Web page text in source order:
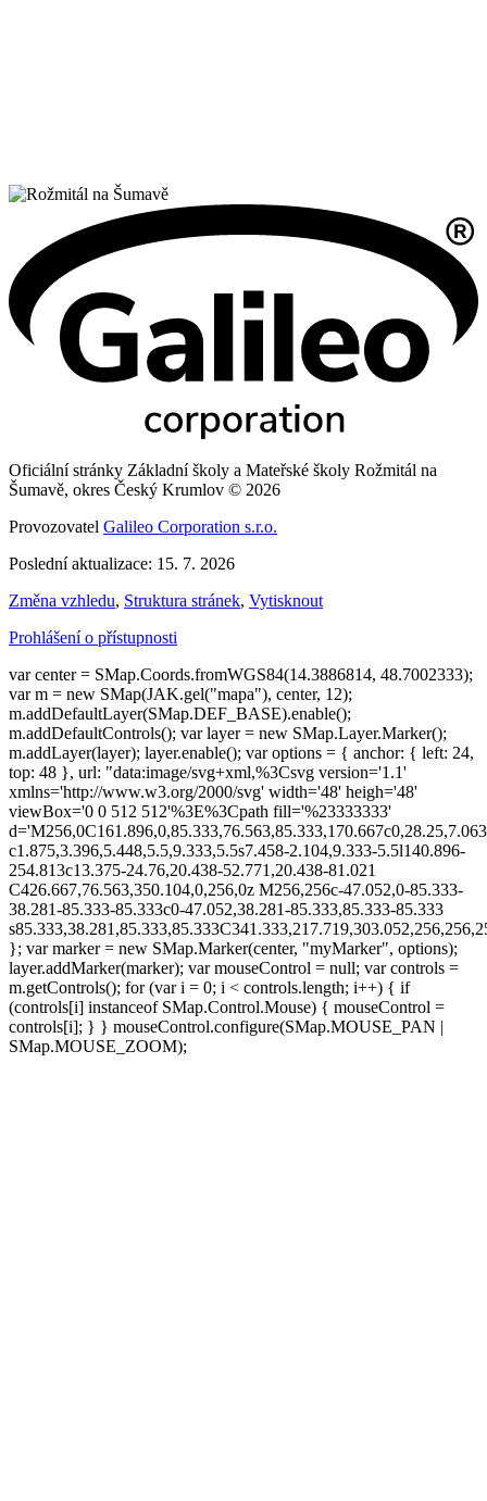
Oficiální stránky Základní školy a Mateřské školy Rožmitál na
Šumavě, okres Český Krumlov © 2026
Provozovatel Galileo Corporation s.r.o.
Poslední aktualizace: 15. 7. 2026
Změna vzhledu, Struktura stránek, Vytisknout
Prohlášení o přístupnosti
var center = SMap.Coords.fromWGS84(14.3886814, 48.7002333);
var m = new SMap(JAK.gel("mapa"), center, 12);
m.addDefaultLayer(SMap.DEF_BASE).enable();
m.addDefaultControls(); var layer = new SMap.Layer.Marker();
m.addLayer(layer); layer.enable(); var options = { anchor: { left: 24,
top: 48 }, url: "data:image/svg+xml,%3Csvg version='1.1'
xmlns='http://www.w3.org/2000/svg' width='48' heigh='48'
viewBox='0 0 512 512'%3E%3Cpath fill='%23333333'
c1.875,3.396,5.448,5.5,9.333,5.5s7.458-2.104,9.333-5.5l140.896-
254.813c13.375-24.76,20.438-52.771,20.438-81.021
C426.667,76.563,350.104,0,256,0z M256,256c-47.052,0-85.333-
38.281-85.333-85.333c0-47.052,38.281-85.333,85.333-85.333
}; var marker = new SMap.Marker(center, "myMarker", options);
layer.addMarker(marker); var mouseControl = null; var controls =
m.getControls(); for (var i = 0; i < controls.length; i++) { if
(controls[i] instanceof SMap.Control.Mouse) { mouseControl =
controls[i]; } } mouseControl.configure(SMap.MOUSE_PAN |
SMap.MOUSE_ZOOM);